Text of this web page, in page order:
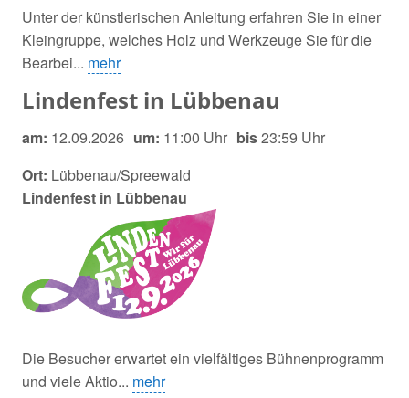
Unter der künstlerischen Anleitung erfahren Sie in einer
Kleingruppe, welches Holz und Werkzeuge Sie für die
Bearbei... mehr
Lindenfest in Lübbenau
am: 12.09.2026 um: 11:00 Uhr bis23:59 Uhr
Ort: Lübbenau/Spreewald
Lindenfest in Lübbenau
Die Besucher erwartet ein vielfältiges Bühnenprogramm
und viele Aktio... mehr